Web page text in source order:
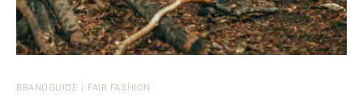
BRANDGUIDE | FAIR FASHION